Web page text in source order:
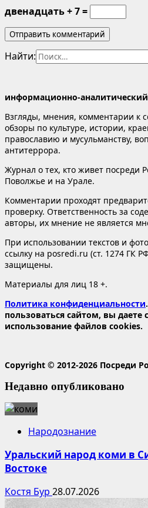
двенадцать + 7 =
Найти:
информационно-
Взгляды, мнения, комментарии к
обзоры по культуре, истории,
православию и мусульманству,
антитеррора.
Журнал о тех, кто живет посреди
Поволжье и на Урале.
Комментарии проходят
проверку. Ответственность за
авторы, их мнение не является
При использовании текстов и
ссылку на posredi.ru (ст. 1274 ГК
защищены.
Материалы для лиц 18 +.
Политика конфиденциальности
пользоваться сайтом, вы даете
использование файлов cookies.
Copyright © 2012-2026 Посреди
Недавно опубликовано
Народознание
Уральский народ коми в
Востоке
Костя Бур 28.07.2026